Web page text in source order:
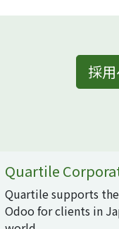
採
Quartile
Quartile supports
Odoo for clients in